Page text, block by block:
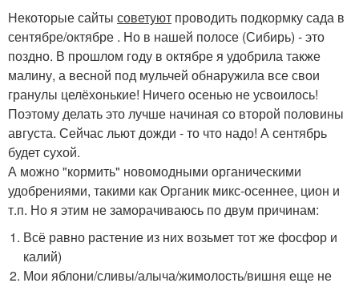
Некоторые сайты советуют проводить подкормку сада в
сентябре/октябре . Но в нашей полосе (Сибирь) - это
поздно. В прошлом году в октябре я удобрила также
малину, а весной под мульчей обнаружила все свои
гранулы целёхонькие! Ничего осенью не усвоилось!
Поэтому делать это лучше начиная со второй половины
августа. Сейчас льют дожди - то что надо! А сентябрь
будет сухой.
А можно "кормить" новомодными органическими
удобрениями, такими как Органик микс-осеннее, цион и
т.п. Но я этим не заморачиваюсь по двум причинам:
Всё равно растение из них возьмет тот же фосфор и
калий)
Мои яблони/сливы/алыча/жимолость/вишня еще не